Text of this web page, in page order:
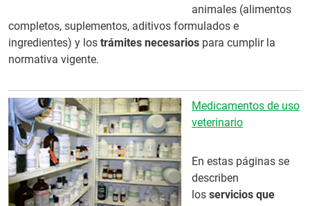
animales (alimentos
completos, suplementos, aditivos formulados e
ingredientes) y los trámites necesarios para cumplir la
normativa vigente.
Medicamentos de uso
veterinario
En estas páginas se
describen
los servicios que